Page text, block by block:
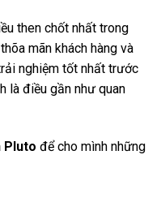
then chốt nhất trong
mãn khách hàng và
nghiệm tốt nhất trước
là điều gần như quan
Pluto để cho mình những